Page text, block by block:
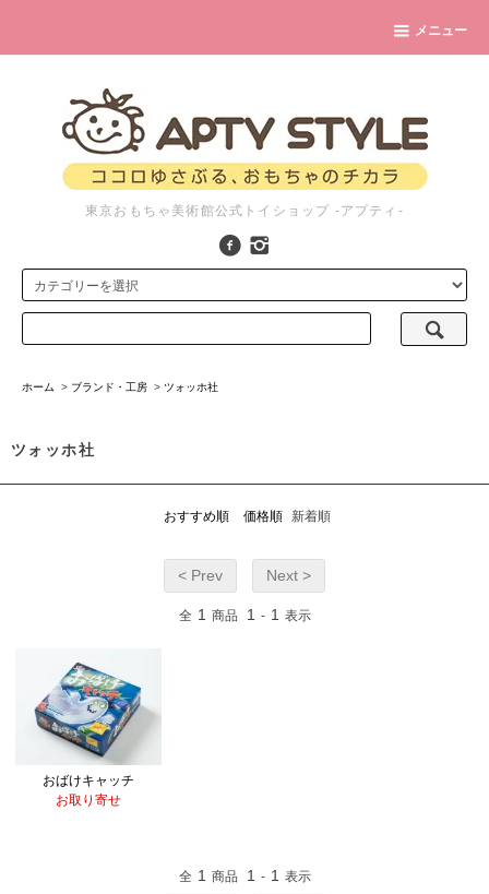
メニュー
東京おもちゃ美術館公式トイショップ -アプティ-
ホーム > ブランド・工房 > ツォッホ社
ツォッホ社
おすすめ順 価格順 新着順
< Prev Next >
全 1 商品 1 - 1 表示
おばけキャッチ
お取り寄せ
全 1 商品 1 - 1 表示